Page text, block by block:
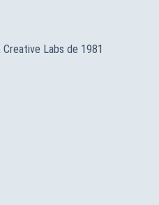
Creative Labs de 1981